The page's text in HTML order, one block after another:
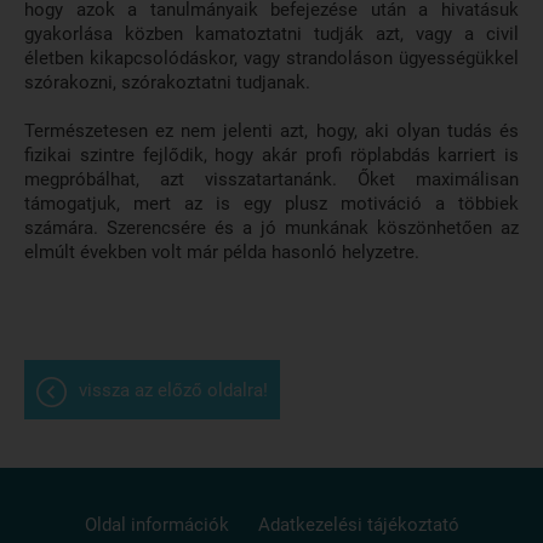
hogy azok a tanulmányaik befejezése után a hivatásuk
gyakorlása közben kamatoztatni tudják azt, vagy a civil
életben kikapcsolódáskor, vagy strandoláson ügyességükkel
szórakozni, szórakoztatni tudjanak.
Természetesen ez nem jelenti azt, hogy, aki olyan tudás és
fizikai szintre fejlődik, hogy akár profi röplabdás karriert is
megpróbálhat, azt visszatartanánk. Őket maximálisan
támogatjuk, mert az is egy plusz motiváció a többiek
számára. Szerencsére és a jó munkának köszönhetően az
elmúlt években volt már példa hasonló helyzetre.
vissza az előző oldalra!
Oldal információk Adatkezelési tájékoztató